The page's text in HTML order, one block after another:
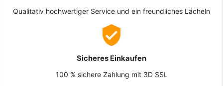
Qualitativ hochwertiger Service und ein freundliches Lächeln
Sicheres Einkaufen
100 % sichere Zahlung mit 3D SSL